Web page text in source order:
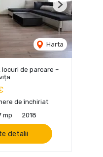
Harta
Next
de parcare –
de închiriat
mp 2018
detalii